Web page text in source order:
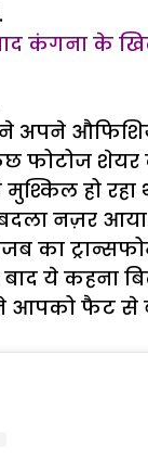
कंगना के
अपने
फोटोज शेयर
मुश्किल हो
नज़र
का
ये कहना
आपको फैट